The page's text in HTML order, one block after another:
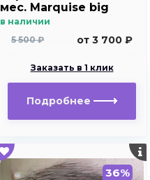
мес. Marquise big
black - gray
в наличии
5 500 ₽
от 3 700 ₽
Заказать в 1 клик
Подробнее
36%